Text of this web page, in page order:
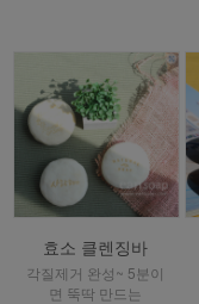
효소 클렌징바
각질제거 완성~ 5분이
면 뚝딱 만드는